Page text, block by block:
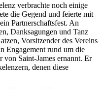
verbrachte noch einige
die Gegend und feierte mit
Partnerschaftsfest. An
Danksagungen und Tanz
Vorsitzender des Vereins
Engagement rund um die
von Saint-James ernannt. Er
denen diese